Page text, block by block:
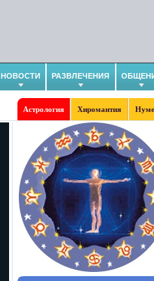
НОВОСТИ РАЗВЛЕЧЕНИЯ
Астрология Хиромантия